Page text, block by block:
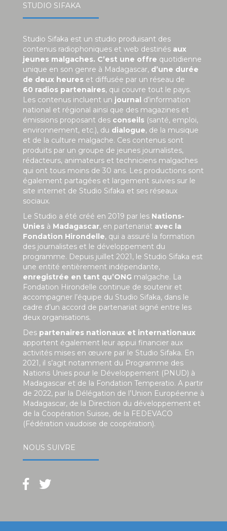
STUDIO SIFAKA
Studio Sifaka est un studio produisant des
contenus radiophoniques et web destinés aux
jeunes malgaches. C’est une offre quotidienne
unique en son genre à Madagascar, d’une durée
de deux heures et diffusée par un réseau de
60 radios partenaires, qui couvre tout le pays.
Les contenus incluent un journal d’information
national et régional ainsi que des magazines et
émissions proposant des conseils (santé, emploi,
environnement, etc.), du dialogue, de la musique
et de la culture malgache. Ces contenus sont
produits par un groupe de jeunes journalistes,
rédacteurs, animateurs et techniciens malgaches
qui ont tous moins de 30 ans. Les productions sont
également partagées et largement suivies sur le
site internet de Studio Sifaka et ses réseaux
sociaux.
Le Studio a été créé en 2019 par les Nations-
Unies à Madagascar, en partenariat avec la
Fondation Hirondelle, qui a assuré la formation
des journalistes et le développement du
programme. Depuis juillet 2021, le Studio Sifaka est
une entité entièrement indépendante,
enregistrée en tant qu’ONG malgache. La
Fondation Hirondelle continue de soutenir et
accompagner l’équipe du Studio Sifaka, dans le
cadre d’un accord de partenariat signé entre les
deux organisations.
Des partenaires nationaux et internationaux
apportent également leur appui financier aux
activités mises en œuvre par le Studio Sifaka. En
2021, il s’agit notamment du Programme des
Nations Unies pour le Développement (PNUD) à
Madagascar et de la Fondation Temperatio. A partir
de 2022, par la Délégation de l’Union Européenne à
Madagascar, de la Direction du développement et
de la Coopération Suisse, de la FEDEVACO
(Fédération vaudoise de coopération).
NOUS SUIVRE